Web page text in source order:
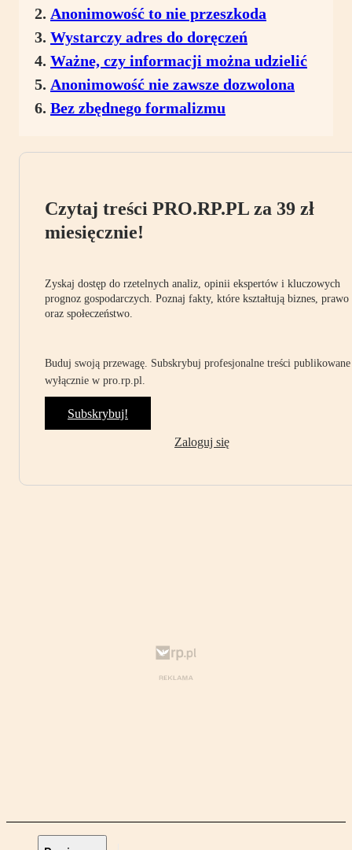
Anonimowość to nie przeszkoda
Wystarczy adres do doręczeń
Ważne, czy informacji można udzielić
Anonimowość nie zawsze dozwolona
Bez zbędnego formalizmu
Czytaj treści PRO.RP.PL za 39 zł
miesięcznie!
Zyskaj dostęp do rzetelnych analiz, opinii ekspertów i kluczowych
prognoz gospodarczych. Poznaj fakty, które kształtują biznes, prawo
oraz społeczeństwo.
Buduj swoją przewagę. Subskrybuj profesjonalne treści publikowane
wyłącznie w pro.rp.pl.
Subskrybuj!
Zaloguj się